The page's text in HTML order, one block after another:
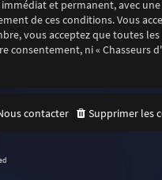
et permanent, avec
de ces conditions. Vous
vous acceptez que toutes
consentement, ni « Chasseurs
Supprimer les
contacter